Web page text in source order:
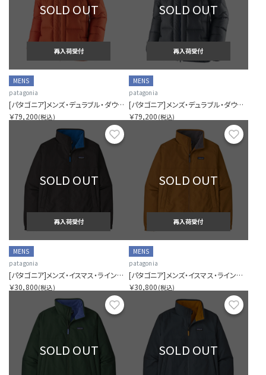
SOLD OUT
再入荷受付
MENS
patagonia
[パタゴニア]メンズ・デュラブル・ダウン・パーカ
￥79,200(税込)
SOLD OUT
再入荷受付
MENS
patagonia
[パタゴニア]メンズ・デュラブル・ダウン・パーカ
￥79,200 (税込)
お気に入り
SOLD OUT
再入荷受付
MENS
patagonia
[パタゴニア]メンズ・イスマス・ラインド・ジャケット
￥30,800(税込)
SOLD OUT
再入荷受付
MENS
patagonia
[パタゴニア]メンズ・イスマス・ラインド・ジャケット
￥30,800 (税込)
お気に入り
SOLD OUT SOLD OUT